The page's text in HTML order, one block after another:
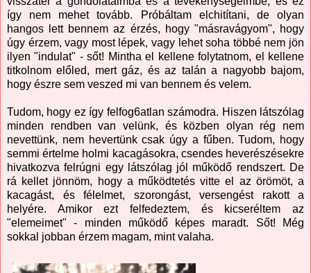
így nem mehet tovább. Próbáltam elchitítani, de olyan
hangos lett bennem az érzés, hogy "másravágyom", hogy
úgy érzem, vagy most lépek, vagy lehet soha többé nem jön
ilyen "indulat" - sőt! Mintha el kellene folytatnom, el kellene
titkolnom előled, mert gáz, és az talán a nagyobb bajom,
hogy észre sem veszed mi van bennem és velem.
Tudom, hogy ez így felfog6atlan számodra. Hiszen látszólag
minden rendben van velünk, és közben olyan rég nem
nevettünk, nem hevertünk csak úgy a fűben. Tudom, hogy
semmi értelme holmi kacagásokra, csendes heverészésekre
hivatkozva felrúgni egy látszólag jól működő rendszert. De
rá kellet jönnöm, hogy a működtetés vitte el az örömöt, a
kacagást, és félelmet, szorongást, versengést rakott a
helyére. Amikor ezt felfedeztem, és kicseréltem az
"elemeimet" - minden működő képes maradt. Sőt! Még
sokkal jobban érzem magam, mint valaha.